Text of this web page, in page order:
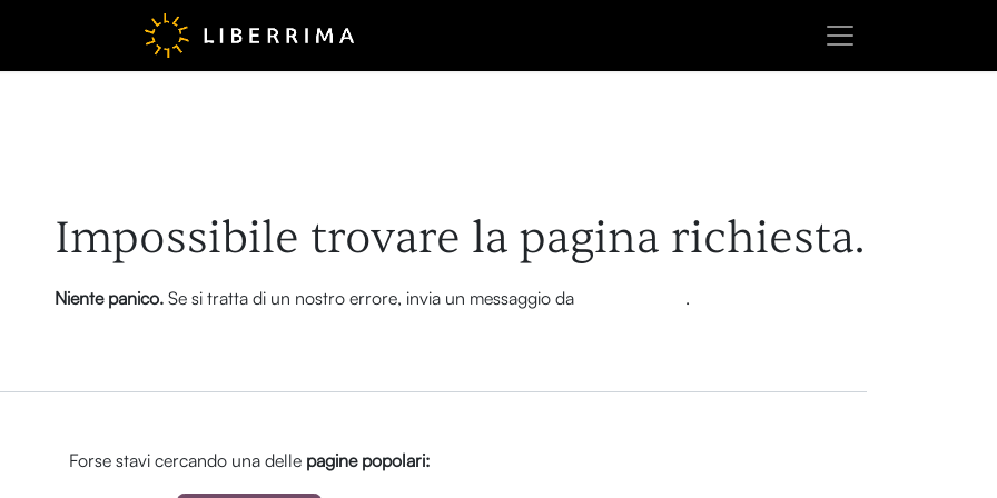
Errore 404
Impossibile trovare la pagina richiesta.
Niente panico. Se si tratta di un nostro errore, invia un messaggio da .
Forse stavi cercando una delle pagine popolari: